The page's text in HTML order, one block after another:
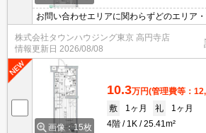
お問い合わせエリアに関わらずどのエリア
介可能です！！迷われている場合はますご
株式会社タウンハウジング東京 高円寺店
情報更新日 2026/08/08
画像：15枚
10.3万円(管理費等：
敷
1ヶ月 礼
1ヶ月
4階
1K 25.41m²